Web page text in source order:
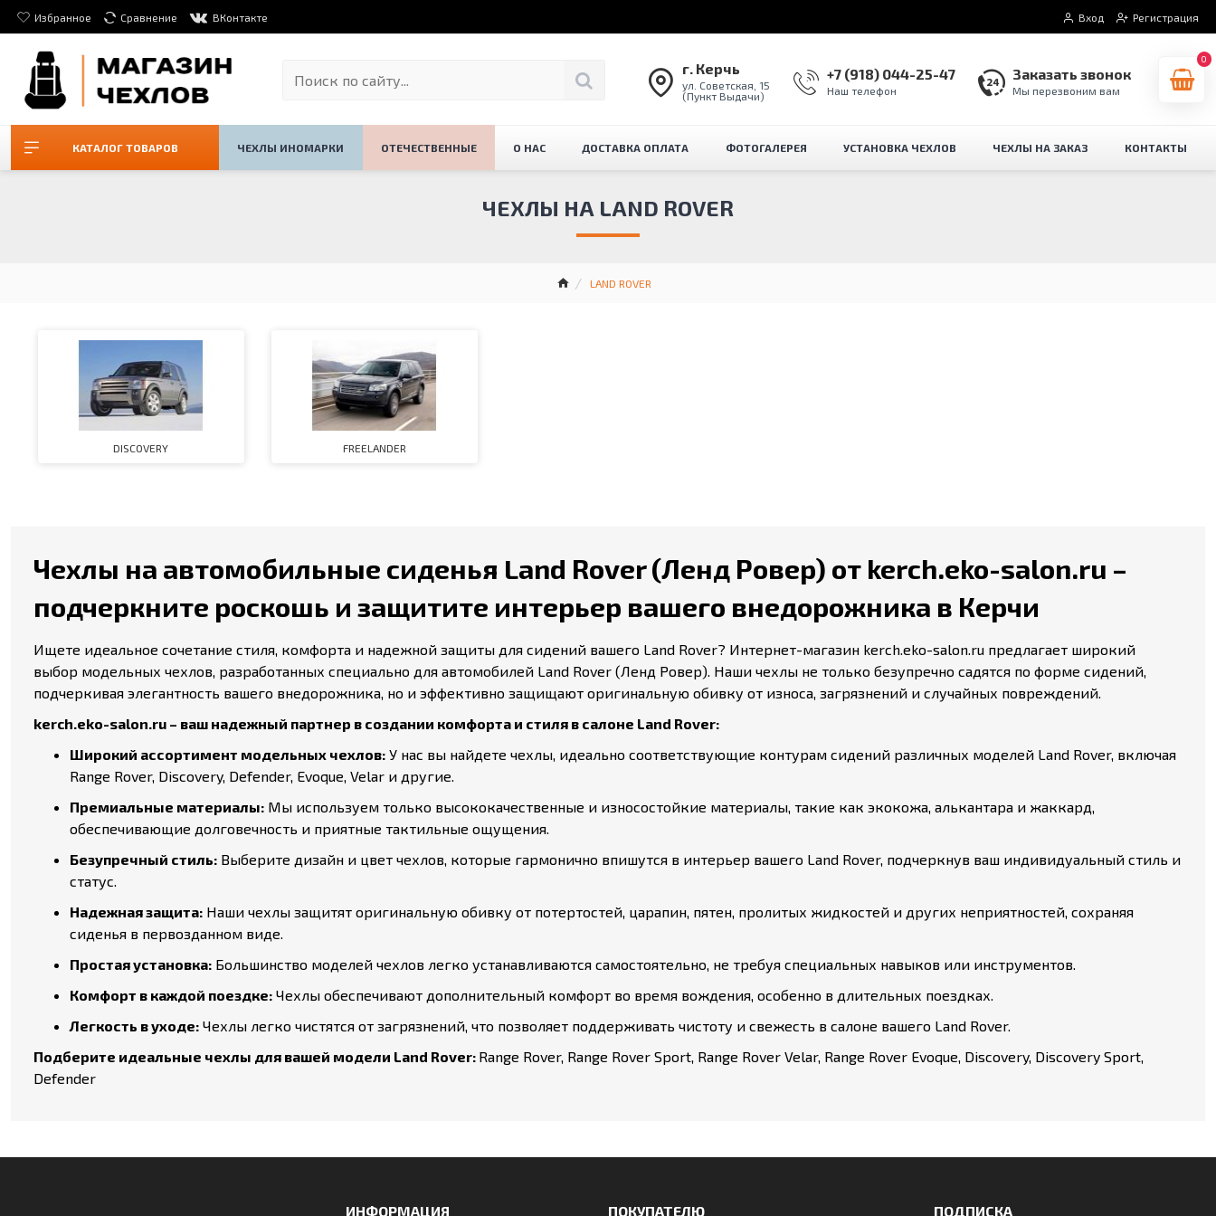
Избранное Сравнение ВКонтакте Вход Регистрация
г. Керчь
ул. Советская, 15
(Пункт Выдачи)
+7 (918) 044-25-47
Наш телефон
Заказать звонок
Мы перезвоним вам
0
КАТАЛОГ ТОВАРОВ ЧЕХЛЫ ИНОМАРКИ ОТЕЧЕСТВЕННЫЕ О НАС ДОСТАВКА ОПЛАТА ФОТОГАЛЕРЕЯ УСТАНОВКА ЧЕХЛОВ ЧЕХЛЫ НА ЗАКАЗ КОНТАКТЫ
LAND ROVER
ЧЕХЛЫ НА LAND ROVER
DISCOVERY FREELANDER
Чехлы на автомобильные сиденья Land Rover (Ленд Ровер) от kerch.eko-salon.ru –
подчеркните роскошь и защитите интерьер вашего внедорожника в Керчи
Ищете идеальное сочетание стиля, комфорта и надежной защиты для сидений вашего Land Rover? Интернет-магазин kerch.eko-salon.ru предлагает широкий
выбор модельных чехлов, разработанных специально для автомобилей Land Rover (Ленд Ровер). Наши чехлы не только безупречно садятся по форме сидений,
подчеркивая элегантность вашего внедорожника, но и эффективно защищают оригинальную обивку от износа, загрязнений и случайных повреждений.
kerch.eko-salon.ru – ваш надежный партнер в создании комфорта и стиля в салоне Land Rover:
Широкий ассортимент модельных чехлов: У нас вы найдете чехлы, идеально соответствующие контурам сидений различных моделей Land Rover, включая
Range Rover, Discovery, Defender, Evoque, Velar и другие.
Премиальные материалы: Мы используем только высококачественные и износостойкие материалы, такие как экокожа, алькантара и жаккард,
обеспечивающие долговечность и приятные тактильные ощущения.
Безупречный стиль: Выберите дизайн и цвет чехлов, которые гармонично впишутся в интерьер вашего Land Rover, подчеркнув ваш индивидуальный стиль и
статус.
Надежная защита: Наши чехлы защитят оригинальную обивку от потертостей, царапин, пятен, пролитых жидкостей и других неприятностей, сохраняя
сиденья в первозданном виде.
Простая установка: Большинство моделей чехлов легко устанавливаются самостоятельно, не требуя специальных навыков или инструментов.
Комфорт в каждой поездке: Чехлы обеспечивают дополнительный комфорт во время вождения, особенно в длительных поездках.
Легкость в уходе: Чехлы легко чистятся от загрязнений, что позволяет поддерживать чистоту и свежесть в салоне вашего Land Rover.
Подберите идеальные чехлы для вашей модели Land Rover: Range Rover, Range Rover Sport, Range Rover Velar, Range Rover Evoque, Discovery, Discovery Sport,
Defender
ИНФОРМАЦИЯ ПОКУПАТЕЛЮ ПОДПИСКА